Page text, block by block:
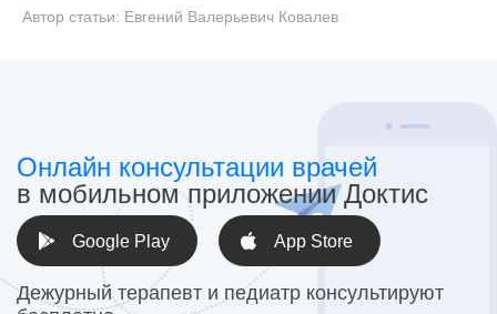
Автор статьи: Евгений Валерьевич Ковалев
Онлайн консультации врачей
в мобильном приложении Доктис
Google Play App Store
Дежурный терапевт и педиатр консультируют